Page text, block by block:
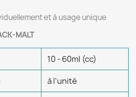
et à usage unique
MALT
10 - 60ml (cc)
à l'unité